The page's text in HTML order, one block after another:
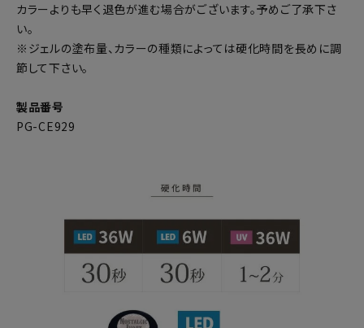
カラーよりも早く退色が進む場合がございます。予めご了承下さ
い。
※ジェルの塗布量、カラーの種類によっては硬化時間を長めに調
節して下さい。
製品番号
PG-CE929